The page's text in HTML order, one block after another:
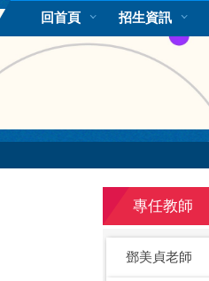
要
回首頁 招生資訊
專任教師
鄧美貞老師